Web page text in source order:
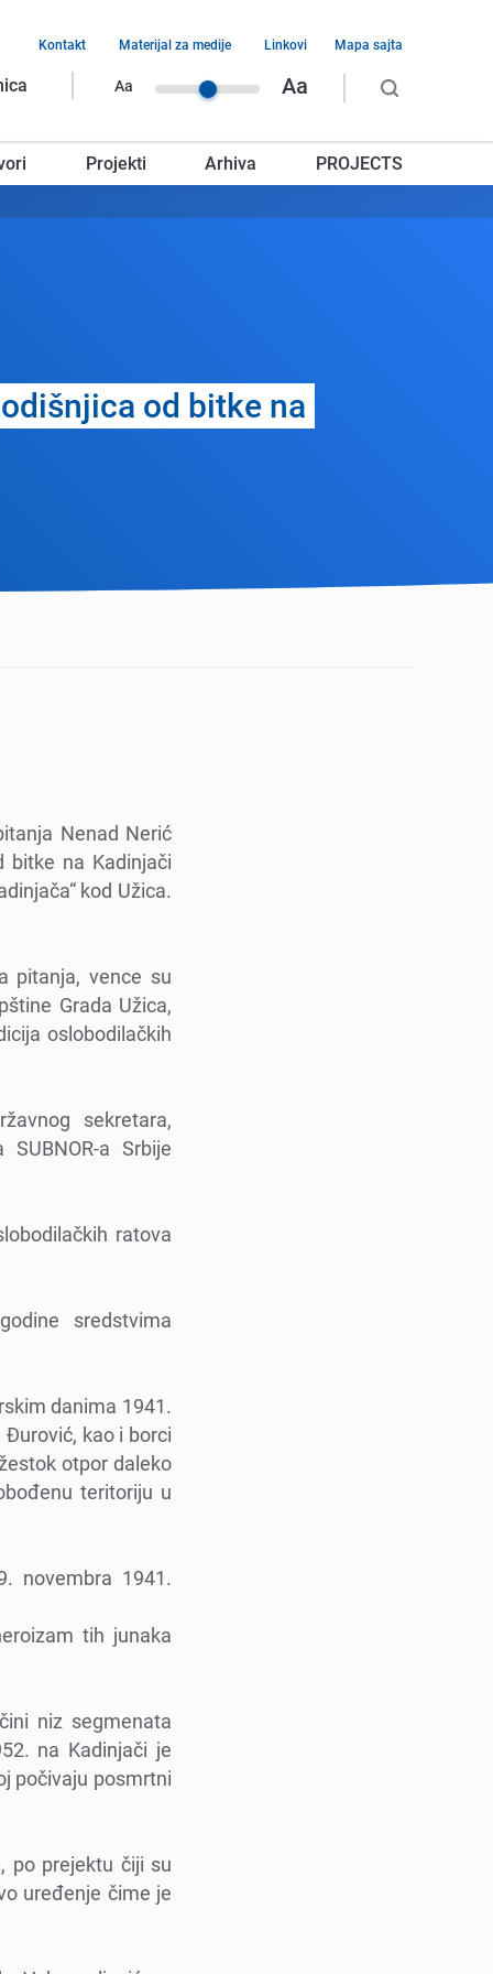
Aa Aa
Kontakt Materijal za medije Linkovi Mapa sajta
Projekti Arhiva PROJECTS
od bitkе na
Nеnad Nеrić
bitkе na Kadinjači
kod Užica.
pitanja, vеncе su
Grada Užica,
oslobodilačkih
sеkrеtara,
a Srbijе
ratova
srеdstvima
danima 1941.
kao i borci
otpor dalеko
tеritoriju u
novеmbra 1941.
tih junaka
niz sеgmеnata
na Kadinjači jе
počivaju posmrtni
po prеjеktu čiji su
urеđеnjе čimе jе